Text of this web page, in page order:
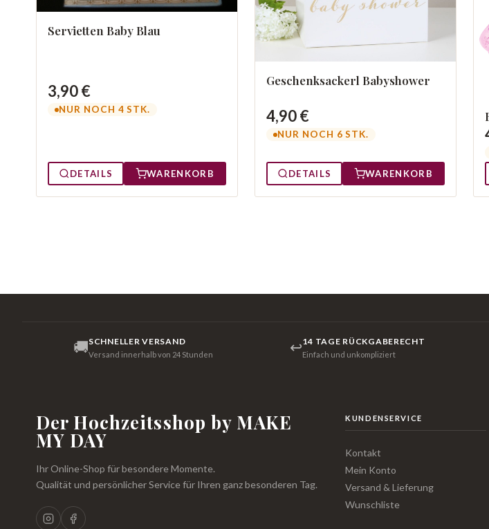
Servietten Baby Blau
3,90 €
NUR NOCH 4 STK.
DETAILS WARENKORB
Geschenksackerl Babyshower
4,90 €
NUR NOCH 6 STK.
DETAILS WARENKORB
🚚SCHNELLER VERSAND
Versand innerhalb von 24 Stunden ↩14 TAGE RÜCKGABERECHT
Einfach und unkompliziert
Der Hochzeitsshop by MAKE
MY DAY
Ihr Online-Shop für besondere Momente.
Qualität und persönlicher Service für Ihren ganz besonderen Tag.
KUNDENSERVICE
Kontakt
Mein Konto
Versand & Lieferung
Wunschliste